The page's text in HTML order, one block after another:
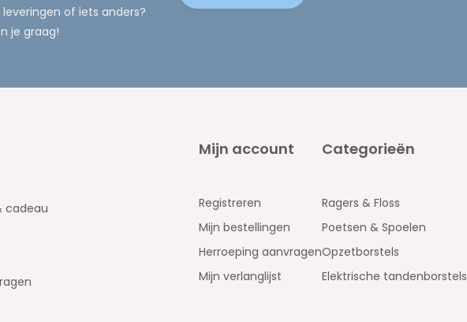
of iets anders?
je graag!
cadeau
Mijn account
Registreren
Mijn bestellingen
Herroeping aanvragen
Mijn verlanglijst
Categorieën
Ragers & Floss
Poetsen & Spoelen
Opzetborstels
Elektrische tandenborstels